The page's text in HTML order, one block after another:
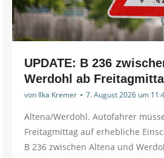
UPDATE: B 236
Werdohl ab
von Ilka Kremer 7. August 2026 um
Altena/Werdohl. Autofahrer
Freitagmittag auf erhebliche
B 236 zwischen Altena und